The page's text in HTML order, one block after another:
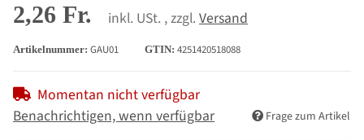
2,26 Fr. inkl. USt. , zzgl. Versand
Artikelnummer: GAU01 GTIN: 4251420518088
Momentan nicht verfügbar
Benachrichtigen, wenn verfügbar
Frage zum Artikel